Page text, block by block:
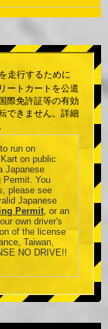
走行するために
ートカートを公道
際免許証等の有効
できません。詳細
run on
on public
Japanese
Permit. You
please see
Japanese
Permit, or an
own driver's
of the license
Taiwan,
NO DRIVE!!